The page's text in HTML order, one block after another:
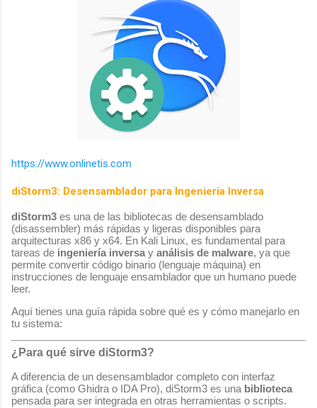
https://www.onlinetis.com
diStorm3: Desensamblador para Ingeniería Inversa
diStorm3 es una de las bibliotecas de desensamblado
(disassembler) más rápidas y ligeras disponibles para
arquitecturas x86 y x64. En Kali Linux, es fundamental para
tareas de ingeniería inversa y análisis de malware, ya que
permite convertir código binario (lenguaje máquina) en
instrucciones de lenguaje ensamblador que un humano puede
leer.
Aquí tienes una guía rápida sobre qué es y cómo manejarlo en
tu sistema:
¿Para qué sirve diStorm3?
A diferencia de un desensamblador completo con interfaz
gráfica (como Ghidra o IDA Pro), diStorm3 es una biblioteca
pensada para ser integrada en otras herramientas o scripts.